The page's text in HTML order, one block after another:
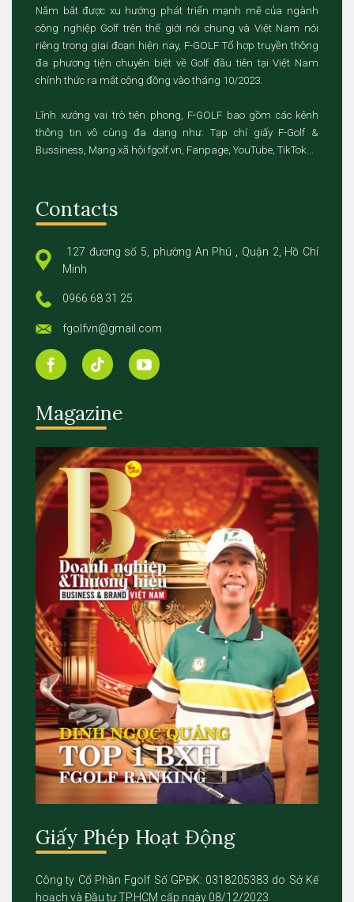
Nắm bắt được xu hướng phát triển mạnh mẽ của ngành
công nghiệp Golf trên thế giới nói chung và Việt Nam nói
riêng trong giai đoạn hiện nay, F-GOLF Tổ hợp truyền thông
đa phương tiện chuyên biệt về Golf đầu tiên tại Việt Nam
chính thức ra mắt cộng đồng vào tháng 10/2023.
Lĩnh xướng vai trò tiên phong, F-GOLF bao gồm các kênh
thông tin vô cùng đa dạng như: Tạp chí giấy F-Golf &
Bussiness, Mạng xã hội fgolf.vn, Fanpage, YouTube, TikTok...
Contacts
127 đương số 5, phường An Phú , Quận 2, Hồ Chí
Minh
0966 68 31 25
fgolfvn@gmail.com
Magazine
Giấy Phép Hoạt Động
Công ty Cổ Phần Fgolf Số GPĐK: 0318205383 do Sở Kế
hoạch và Đầu tư TP.HCM cấp ngày 08/12/2023